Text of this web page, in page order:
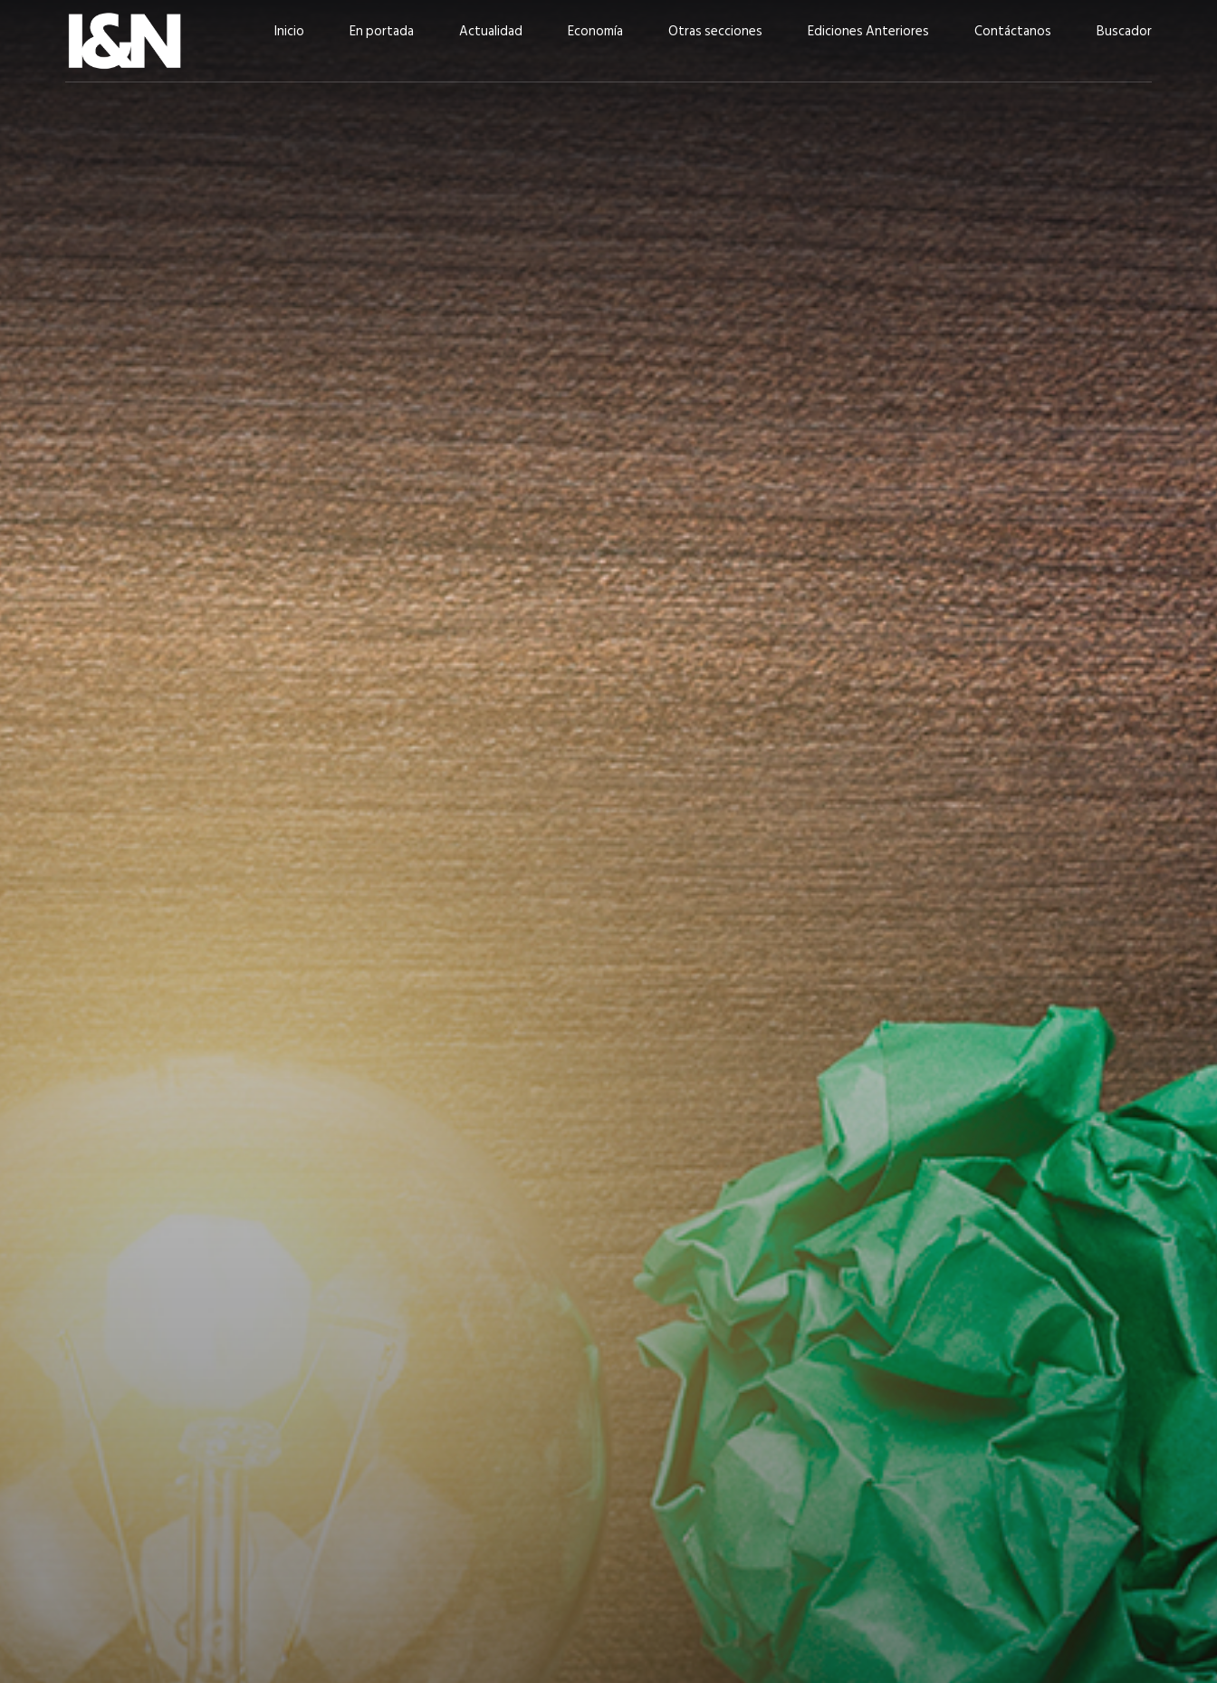
Inicio En portada
Guatehuevo: medio siglo
produciendo la proteína
más accesible para los
guatemaltecos
ACTUALIDAD EN PORTADA julio 2026
“La sostenibilidad está en
el centro de Cervecería
Ambev Guatemala» –
Ricardo Urteaga
EN PORTADA mayo 2026
“Invertir con propósito:
cómo CBC impulsa su
crecimiento industrial a
través de la innovación y la
sostenibilidad”
EN PORTADA abril 2026
Elizabeth Suárez: “Las
mujeres podemos liderar y
abrirnos paso por nuestros
propios méritos”
EN PORTADA marzo 2026
Lucas Martínez Paz: “En
tecnología, hay que invertir
con inteligencia, no por
moda”
EN PORTADA febrero 2026
Actualidad Economía Otras secciones Ediciones Anteriores Contáctanos Buscador